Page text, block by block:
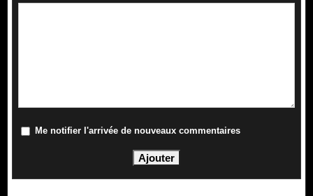
Me notifier l'arrivée de nouveaux commentaires